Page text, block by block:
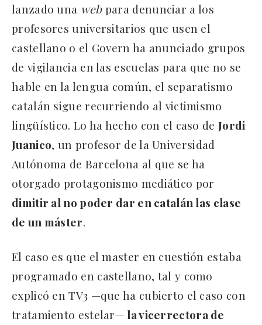
lanzado una webpara denunciar a los
profesores universitarios que usen el
castellano o el Govern ha anunciado grupos
de vigilancia en las escuelas para que no se
hable en la lengua común, el separatismo
catalán sigue recurriendo al victimismo
lingüístico. Lo ha hecho con el caso de Jordi
Juanico, un profesor de la Universidad
Autónoma de Barcelona al que se ha
otorgado protagonismo mediático por
dimitir al no poder dar en catalán las clase
de un máster.
El caso es que el master en cuestión estaba
programado en castellano, tal y como
explicó en TV3 —que ha cubierto el caso con
tratamiento estelar— la vicerrectora de